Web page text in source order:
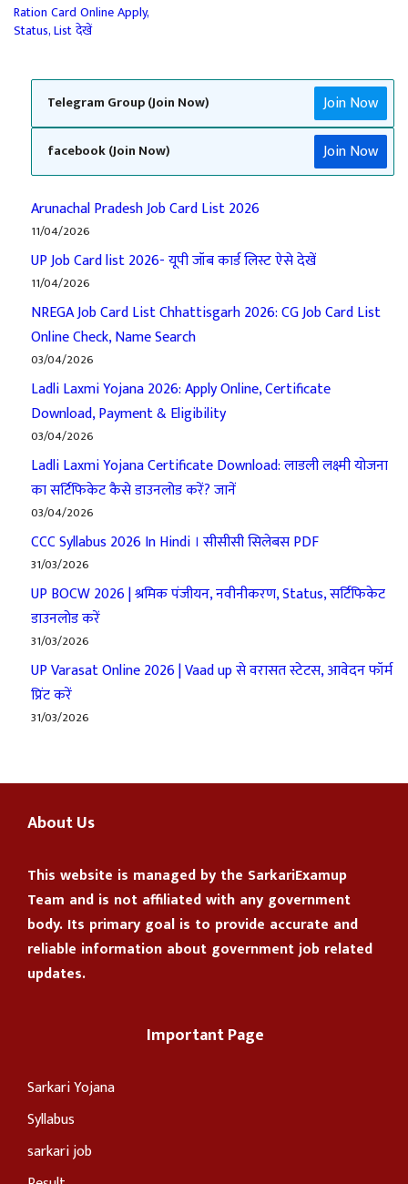
Ration Card Online Apply,
Status, List देखें
Telegram Group (Join Now) Join Now
facebook (Join Now) Join Now
Arunachal Pradesh Job Card List 2026
11/04/2026
UP Job Card list 2026- यूपी जॉब कार्ड लिस्ट ऐसे देखें
11/04/2026
NREGA Job Card List Chhattisgarh 2026: CG Job Card List
Online Check, Name Search
03/04/2026
Ladli Laxmi Yojana 2026: Apply Online, Certificate
Download, Payment & Eligibility
03/04/2026
Ladli Laxmi Yojana Certificate Download: लाडली लक्ष्मी योजना
का सर्टिफिकेट कैसे डाउनलोड करें? जानें
03/04/2026
CCC Syllabus 2026 In Hindi । सीसीसी सिलेबस PDF
31/03/2026
UP BOCW 2026 | श्रमिक पंजीयन, नवीनीकरण, Status, सर्टिफिकेट
डाउनलोड करें
31/03/2026
UP Varasat Online 2026 | Vaad up से वरासत स्टेटस, आवेदन फॉर्म
प्रिंट करें
31/03/2026
About Us
This website is managed by the SarkariExamup
Team and is not affiliated with any government
body. Its primary goal is to provide accurate and
reliable information about government job related
updates.
Important Page
Sarkari Yojana
Syllabus
sarkari job